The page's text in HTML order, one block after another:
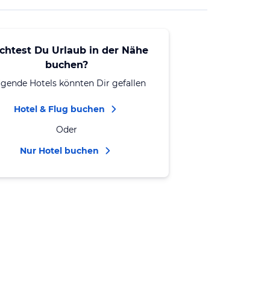
Du Urlaub in der Nähe
buchen?
Hotels könnten Dir gefallen
Hotel & Flug buchen
Oder
Nur Hotel buchen